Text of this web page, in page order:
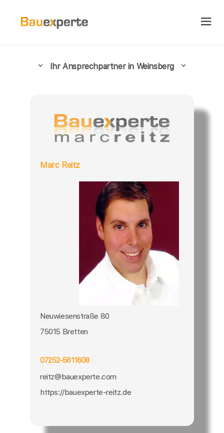
Ihr Ansprechpartner in Weinsberg
Marc Reitz
Neuwiesenstraße 80
75015 Bretten
07252-5611608
reitz@bauexperte.com
https://bauexperte-reitz.de